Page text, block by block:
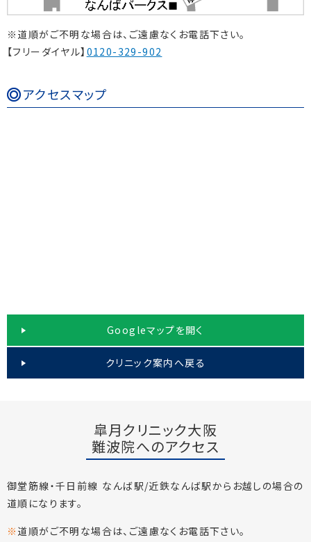
※道順がご不明な場合は、ご遠慮なくお電話下さい。
【フリーダイヤル】 0120-329-902
アクセスマップ
Googleマップを開く
クリニック案内へ戻る
皐月クリニック大阪
難波院へのアクセス
御堂筋線・千日前線 なんば駅/近鉄なんば駅からお越しの場合の
道順になります。
※ 道順がご不明な場合は、ご遠慮なくお電話下さい。